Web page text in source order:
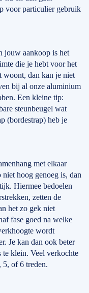
voor particulier gebruik
jouw aankoop is het
die je hebt voor het
woont, dan kan je niet
bij al onze aluminium
Een kleine tip:
steunbeugel wat
(bordestrap) heb je
met elkaar
hoog genoeg is, dan
Hiermee bedoelen
zetten de
het zo gek niet
fase goed na welke
wordt
Je kan dan ook beter
te klein. Veel verkochte
5, of 6 treden.